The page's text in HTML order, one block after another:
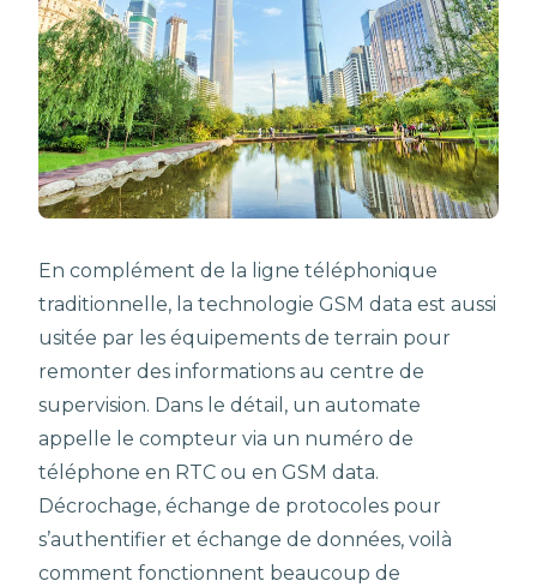
En complément de la ligne téléphonique
traditionnelle, la technologie GSM data est aussi
usitée par les équipements de terrain pour
remonter des informations au centre de
supervision. Dans le détail, un automate
appelle le compteur via un numéro de
téléphone en RTC ou en GSM data.
Décrochage, échange de protocoles pour
s’authentifier et échange de données, voilà
comment fonctionnent beaucoup de